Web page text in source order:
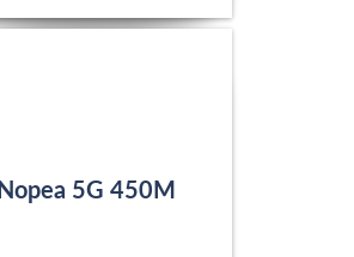
Nopea 5G 450M